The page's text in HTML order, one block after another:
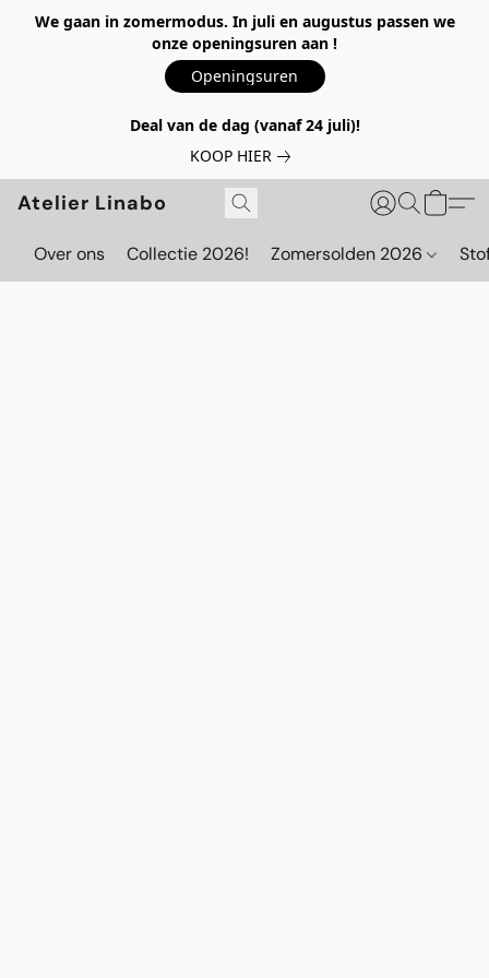
We gaan in zomermodus. In juli en augustus passen we
onze openingsuren aan !
Openingsuren
Deal van de dag (vanaf 24 juli)!
KOOP HIER
Atelier Linabo
Over ons Collectie 2026! Zomersolden 2026